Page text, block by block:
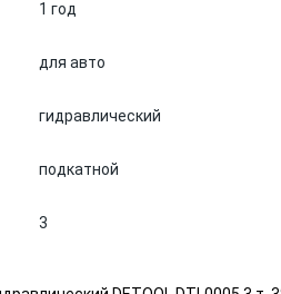
1 год
для авто
гидравлический
подкатной
3